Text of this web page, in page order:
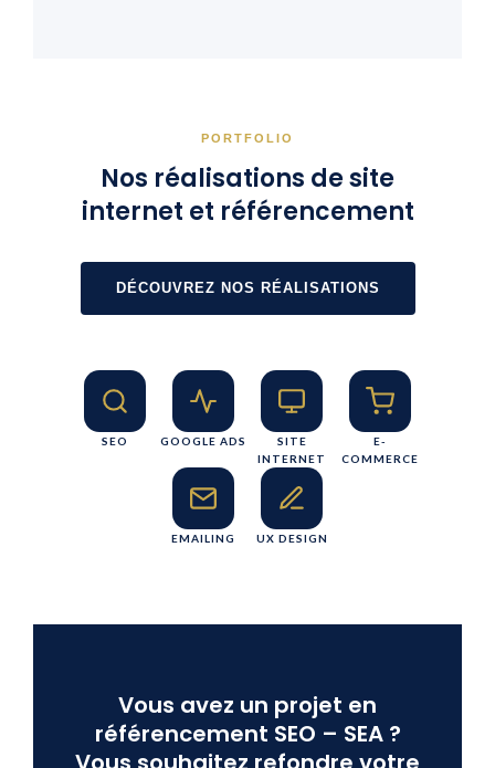
PORTFOLIO
Nos réalisations de site
internet et référencement
DÉCOUVREZ NOS RÉALISATIONS
SEO GOOGLE ADS
SITE
INTERNET
E-
COMMERCE
EMAILING UX DESIGN
Vous avez un projet en
référencement SEO – SEA ?